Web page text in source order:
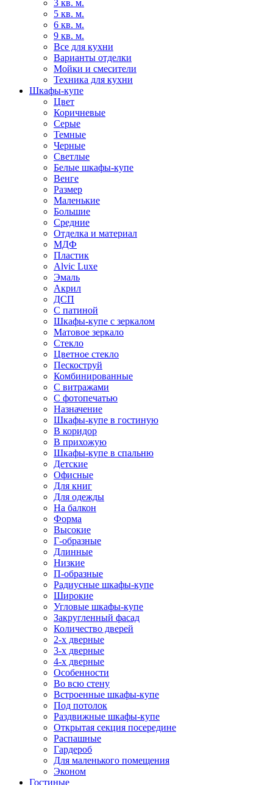
3 кв. м.
5 кв. м.
6 кв. м.
9 кв. м.
Все для кухни
Варианты отделки
Мойки и смесители
Техника для кухни
Шкафы-купе
Цвет
Коричневые
Серые
Темные
Черные
Светлые
Белые шкафы-купе
Венге
Размер
Маленькие
Большие
Средние
Отделка и материал
МДФ
Пластик
Alvic Luxe
Эмаль
Акрил
ДСП
С патиной
Шкафы-купе с зеркалом
Матовое зеркало
Стекло
Цветное стекло
Пескоструй
Комбинированные
С витражами
С фотопечатью
Назначение
Шкафы-купе в гостиную
В коридор
В прихожую
Шкафы-купе в спальню
Детские
Офисные
Для книг
Для одежды
На балкон
Форма
Высокие
Г-образные
Длинные
Низкие
П-образные
Радиусные шкафы-купе
Широкие
Угловые шкафы-купе
Закругленный фасад
Количество дверей
2-х дверные
3-х дверные
4-х дверные
Особенности
Во всю стену
Встроенные шкафы-купе
Под потолок
Раздвижные шкафы-купе
Открытая секция посередине
Распашные
Гардероб
Для маленького помещения
Эконом
Гостиные